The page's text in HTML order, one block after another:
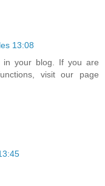
13:08
in your blog. If you are
visit our page